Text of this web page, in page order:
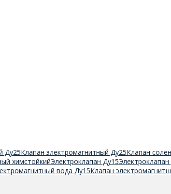
Ду25Клапан электромагнитный Ду25Клапан
химстойкийЭлектроклапан Ду15Электроклапан
вода Ду15Клапан